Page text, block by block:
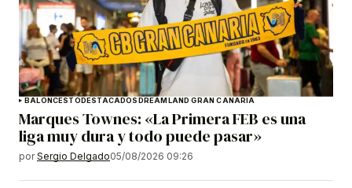
BALONCESTODESTACADOSDREAMLAND GRAN CANARIA
Marques Townes: «La Primera FEB es una
liga muy dura y todo puede pasar»
por Sergio Delgado05/08/2026 09:26